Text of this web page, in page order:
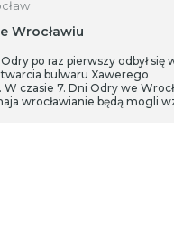
Wrocławiu
po raz pierwszy odbył się
bulwaru Xawerego
czasie 7. Dni Odry we
wrocławianie będą mogli